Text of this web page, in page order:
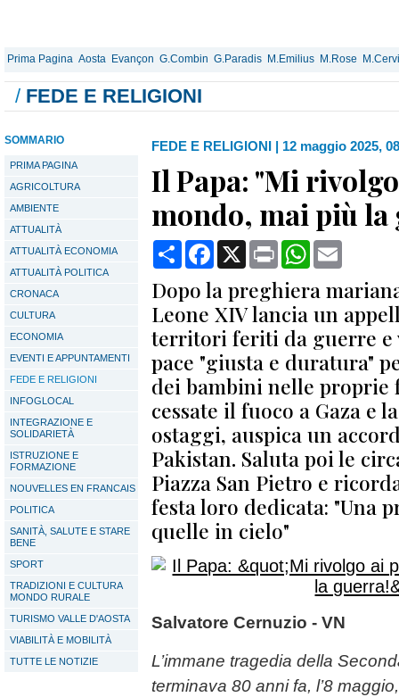
Prima Pagina Aosta Evançon G.Combin G.Paradis M.Emilius M.Rose
/ FEDE E RELIGIONI
SOMMARIO
PRIMA PAGINA
AGRICOLTURA
AMBIENTE
ATTUALITÀ
ATTUALITÀ ECONOMIA
ATTUALITÀ POLITICA
CRONACA
CULTURA
ECONOMIA
EVENTI E APPUNTAMENTI
FEDE E RELIGIONI
INFOGLOCAL
INTEGRAZIONE E
SOLIDARIETÀ
ISTRUZIONE E
FORMAZIONE
NOUVELLES EN FRANCAIS
POLITICA
SANITÀ, SALUTE E STARE
BENE
SPORT
TRADIZIONI E CULTURA
MONDO RURALE
TURISMO VALLE D'AOSTA
VIABILITÀ E MOBILITÀ
TUTTE LE NOTIZIE
FEDE E RELIGIONI | 12 maggio 2025,
Il Papa: "Mi
mondo, mai più la
CondividiFacebook
X Print WhatsApp
Dopo la preghiera
Leone XIV lancia un
territori feriti da guerre e
pace "giusta e duratura"
dei bambini nelle proprie
cessate il fuoco a Gaza e
ostaggi, auspica un
Pakistan. Saluta poi le
Piazza San Pietro e
festa loro dedicata: "Una
quelle in cielo"
Salvatore Cernuzio - VN
L’immane tragedia della
terminava 80 anni fa, l’8